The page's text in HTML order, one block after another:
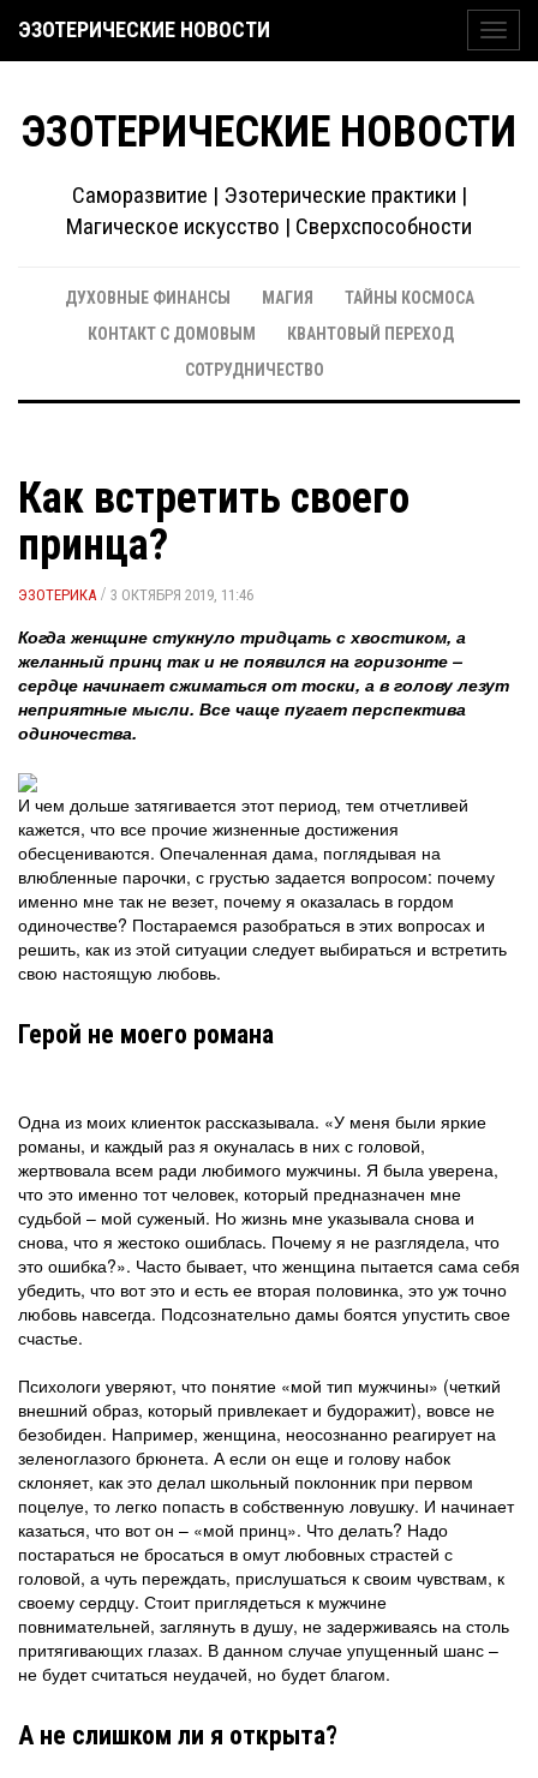
ЭЗОТЕРИЧЕСКИЕ НОВОСТИ
ЭЗОТЕРИЧЕСКИЕ НОВОСТИ
Саморазвитие | Эзотерические практики |
Магическое искусство | Сверхспособности
ДУХОВНЫЕ ФИНАНСЫ МАГИЯ
ТАЙНЫ КОСМОСА
КОНТАКТ С ДОМОВЫМ
КВАНТОВЫЙ ПЕРЕХОД
СОТРУДНИЧЕСТВО
Как встретить своего
принца?
ЭЗОТЕРИКА / 3 ОКТЯБРЯ 2019, 11:46
Когда женщине стукнуло тридцать с хвостиком, а
желанный принц так и не появился на горизонте –
сердце начинает сжиматься от тоски, а в голову лезут
неприятные мысли. Все чаще пугает перспектива
одиночества.
И чем дольше затягивается этот период, тем отчетливей
кажется, что все прочие жизненные достижения
обесцениваются. Опечаленная дама, поглядывая на
влюбленные парочки, с грустью задается вопросом: почему
именно мне так не везет, почему я оказалась в гордом
одиночестве? Постараемся разобраться в этих вопросах и
решить, как из этой ситуации следует выбираться и встретить
свою настоящую любовь.
Герой не моего романа
Одна из моих клиенток рассказывала. «У меня были яркие
романы, и каждый раз я окуналась в них с головой,
жертвовала всем ради любимого мужчины. Я была уверена,
что это именно тот человек, который предназначен мне
судьбой – мой суженый. Но жизнь мне указывала снова и
снова, что я жестоко ошиблась. Почему я не разглядела, что
это ошибка?». Часто бывает, что женщина пытается сама себя
убедить, что вот это и есть ее вторая половинка, это уж точно
любовь навсегда. Подсознательно дамы боятся упустить свое
счастье.
Психологи уверяют, что понятие «мой тип мужчины» (четкий
внешний образ, который привлекает и будоражит), вовсе не
безобиден. Например, женщина, неосознанно реагирует на
зеленоглазого брюнета. А если он еще и голову набок
склоняет, как это делал школьный поклонник при первом
поцелуе, то легко попасть в собственную ловушку. И начинает
казаться, что вот он – «мой принц». Что делать? Надо
постараться не бросаться в омут любовных страстей с
головой, а чуть переждать, прислушаться к своим чувствам, к
своему сердцу. Стоит приглядеться к мужчине
повнимательней, заглянуть в душу, не задерживаясь на столь
притягивающих глазах. В данном случае упущенный шанс –
не будет считаться неудачей, но будет благом.
А не слишком ли я открыта?